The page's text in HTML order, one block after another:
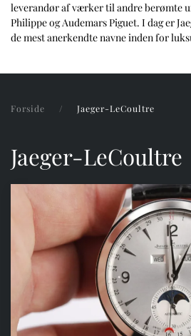
leverandør af værker til andre berømte
Philippe og Audemars Piguet. I dag er
de mest anerkendte navne inden for
Forside Jaeger-LeCoultre
Jaeger-LeCoultre